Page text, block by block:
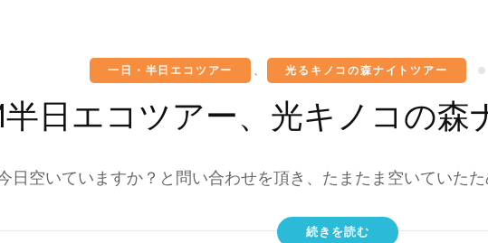
一日・半日エコツアー 、 光るキノコの森ナイトツアー
半日エコツアー、光キノコの森
日空いていますか？と問い合わせを頂き、たまたま空いていた
続きを読む